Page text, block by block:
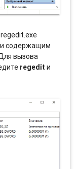
содержащим
вызова
regedit и